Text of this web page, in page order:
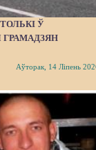
Ў
Аўторак, 14 Ліпень